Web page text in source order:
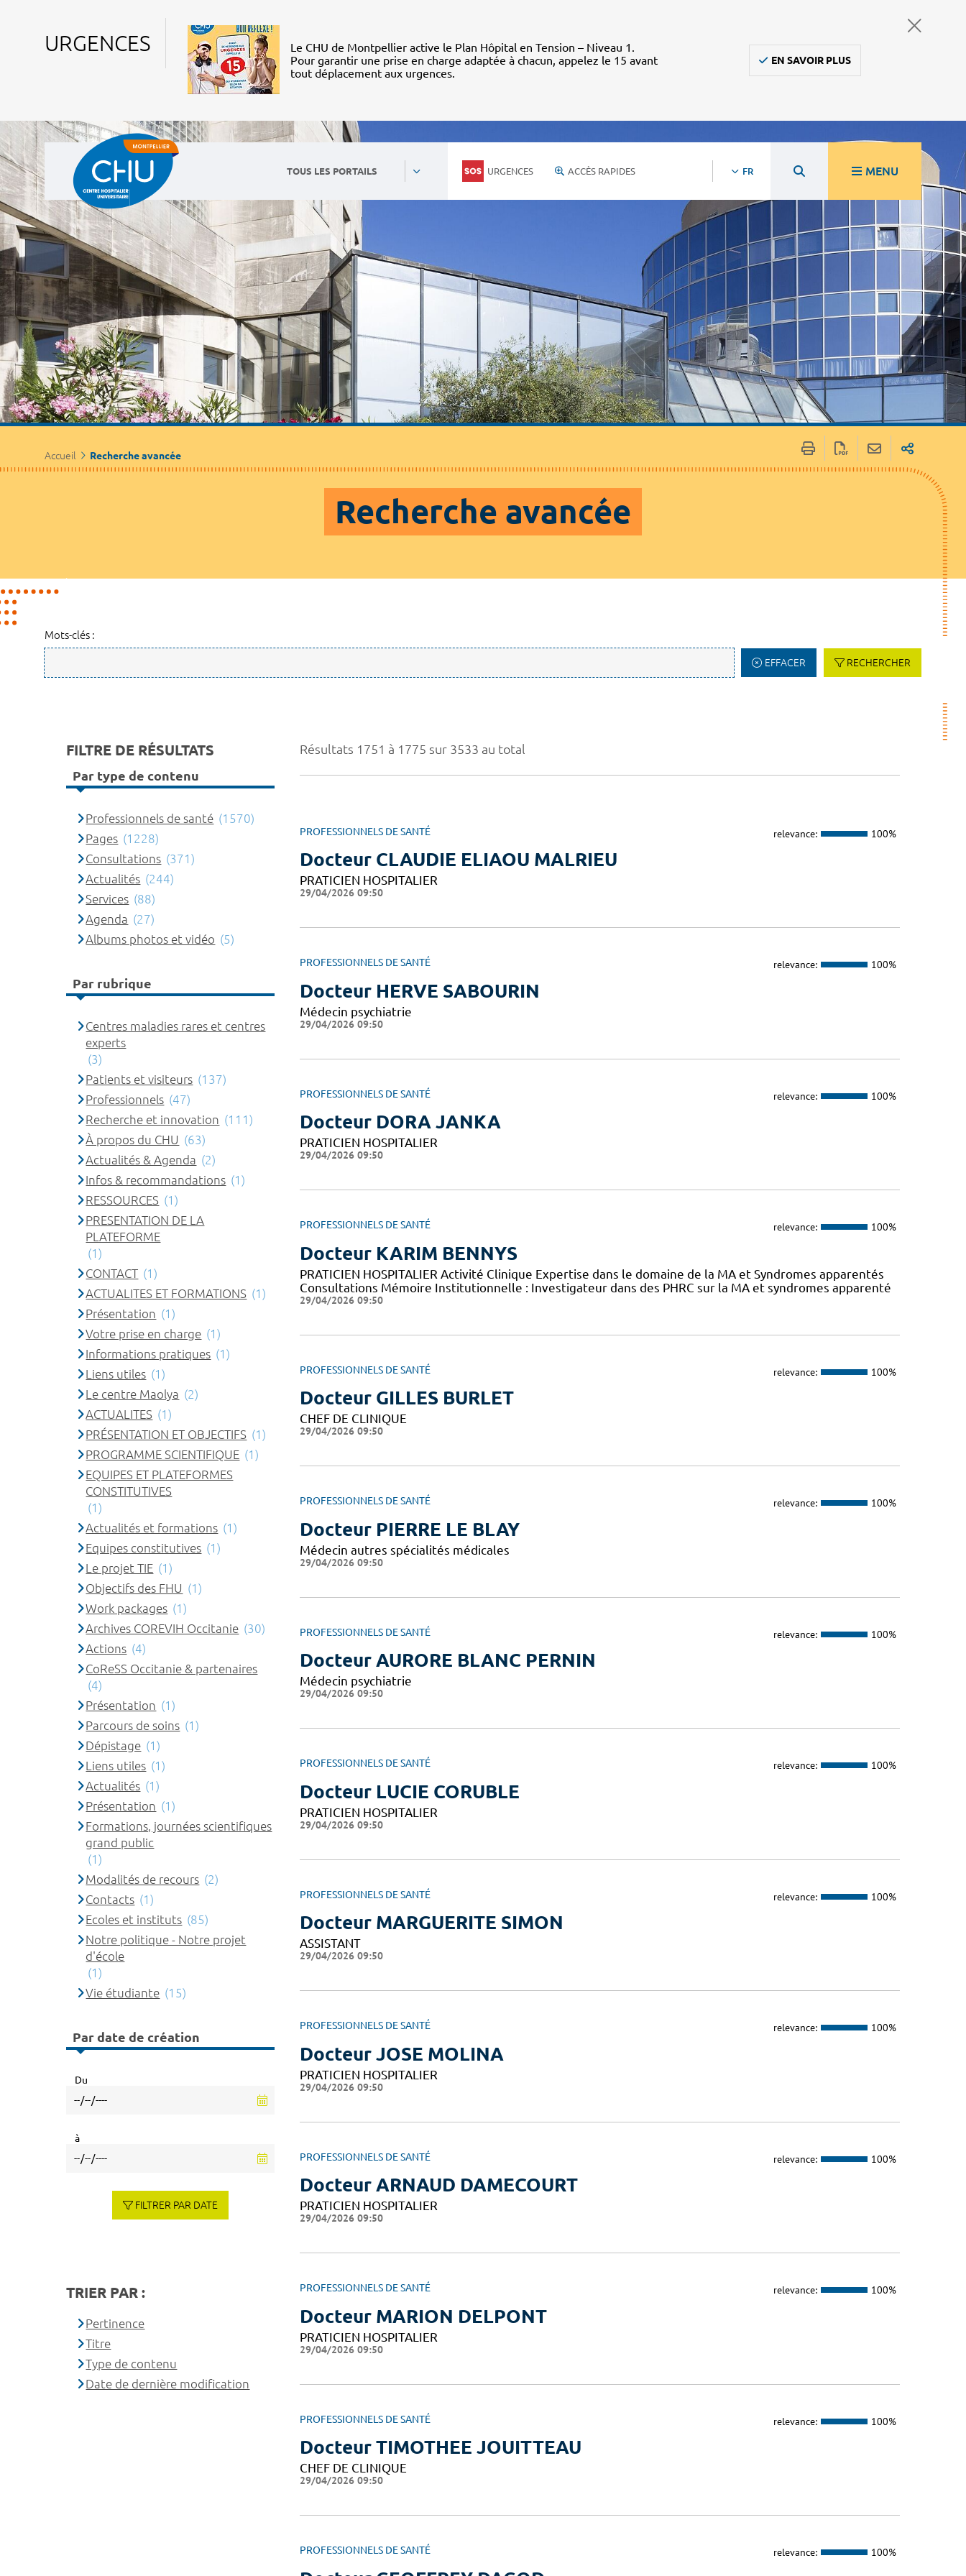
URGENCES
Le CHU de Montpellier active le Plan Hôpital en Tension – Niveau 1.
Pour garantir une prise en charge adaptée à chacun, appelez le 15 avant
tout déplacement aux urgences.
EN SAVOIR PLUS
TOUS LES PORTAILS URGENCES ACCÈS RAPIDES FR MENU
Accueil Recherche avancée
Recherche avancée
Mots-clés :
EFFACER RECHERCHER
Résultats 1751 à 1775 sur 3533 au total
PROFESSIONNELS DE SANTÉ relevance: 100%
Docteur CLAUDIE ELIAOU MALRIEU
PRATICIEN HOSPITALIER
29/04/2026 09:50
PROFESSIONNELS DE SANTÉ relevance: 100%
Docteur HERVE SABOURIN
Médecin psychiatrie
29/04/2026 09:50
PROFESSIONNELS DE SANTÉ relevance: 100%
Docteur DORA JANKA
PRATICIEN HOSPITALIER
29/04/2026 09:50
PROFESSIONNELS DE SANTÉ relevance: 100%
Docteur KARIM BENNYS
PRATICIEN HOSPITALIER Activité Clinique Expertise dans le domaine de la MA et Syndromes apparentés
Consultations Mémoire Institutionnelle : Investigateur dans des PHRC sur la MA et syndromes apparenté
29/04/2026 09:50
PROFESSIONNELS DE SANTÉ relevance: 100%
Docteur GILLES BURLET
CHEF DE CLINIQUE
29/04/2026 09:50
PROFESSIONNELS DE SANTÉ relevance: 100%
Docteur PIERRE LE BLAY
Médecin autres spécialités médicales
29/04/2026 09:50
PROFESSIONNELS DE SANTÉ relevance: 100%
Docteur AURORE BLANC PERNIN
Médecin psychiatrie
29/04/2026 09:50
PROFESSIONNELS DE SANTÉ relevance: 100%
Docteur LUCIE CORUBLE
PRATICIEN HOSPITALIER
29/04/2026 09:50
PROFESSIONNELS DE SANTÉ relevance: 100%
Docteur MARGUERITE SIMON
ASSISTANT
29/04/2026 09:50
PROFESSIONNELS DE SANTÉ relevance: 100%
Docteur JOSE MOLINA
PRATICIEN HOSPITALIER
29/04/2026 09:50
PROFESSIONNELS DE SANTÉ relevance: 100%
Docteur ARNAUD DAMECOURT
PRATICIEN HOSPITALIER
29/04/2026 09:50
PROFESSIONNELS DE SANTÉ relevance: 100%
Docteur MARION DELPONT
PRATICIEN HOSPITALIER
29/04/2026 09:50
PROFESSIONNELS DE SANTÉ relevance: 100%
Docteur TIMOTHEE JOUITTEAU
CHEF DE CLINIQUE
29/04/2026 09:50
PROFESSIONNELS DE SANTÉ relevance: 100%
FILTRE DE RÉSULTATS
Par type de contenu
Professionnels de santé (1570)
Pages (1228)
Consultations (371)
Actualités (244)
Services (88)
Agenda (27)
Albums photos et vidéo (5)
Par rubrique
Centres maladies rares et centres
experts
(3)
Patients et visiteurs (137)
Professionnels (47)
Recherche et innovation (111)
À propos du CHU (63)
Actualités & Agenda (2)
Infos & recommandations (1)
RESSOURCES (1)
PRESENTATION DE LA
PLATEFORME
(1)
CONTACT (1)
ACTUALITES ET FORMATIONS (1)
Présentation (1)
Votre prise en charge (1)
Informations pratiques (1)
Liens utiles (1)
Le centre Maolya (2)
ACTUALITES (1)
PRÉSENTATION ET OBJECTIFS (1)
PROGRAMME SCIENTIFIQUE (1)
EQUIPES ET PLATEFORMES
CONSTITUTIVES
(1)
Actualités et formations (1)
Equipes constitutives (1)
Le projet TIE (1)
Objectifs des FHU (1)
Work packages (1)
Archives COREVIH Occitanie (30)
Actions (4)
CoReSS Occitanie & partenaires
(4)
Présentation (1)
Parcours de soins (1)
Dépistage (1)
Liens utiles (1)
Actualités (1)
Présentation (1)
Formations, journées scientifiques
grand public
(1)
Modalités de recours (2)
Contacts (1)
Ecoles et instituts (85)
Notre politique - Notre projet
d'école
(1)
Vie étudiante (15)
Par date de création
Du
à
FILTRER PAR DATE
TRIER PAR :
Pertinence
Titre
Type de contenu
Date de dernière modification